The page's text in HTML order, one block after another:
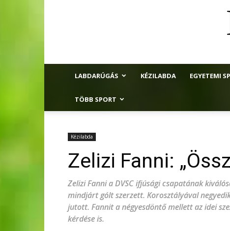
LABDARÚGÁS KÉZILABDA EGYETEMI
TÖBB SPORT
Kézilabda
Zelizi Fanni:
Zelizi Fanni a DVSC ifjúsági csapatának
mindjárt gólt szerzett. Korosztályával
jutott. Fannit a négyesdöntő mellett az idei
kérdése is.